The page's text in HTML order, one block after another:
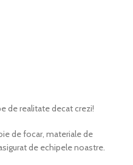
de realitate decat crezi!
de focar, materiale de
de echipele noastre.